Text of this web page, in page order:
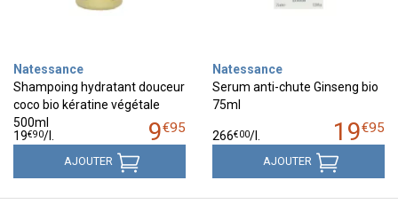
Natessance
Shampoing hydratant douceur
coco bio kératine végétale
500ml
9€95
19€90/
AJOUTER
Natessance
Serum anti-chute Ginseng bio
75ml
19€95
266€00/
AJOUTER